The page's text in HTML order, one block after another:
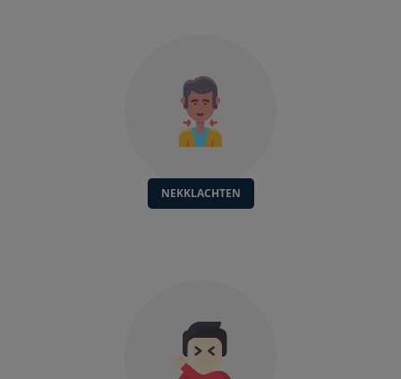
NEKKLACHTEN